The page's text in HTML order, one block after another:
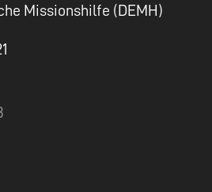
Missionshilfe (DEMH)